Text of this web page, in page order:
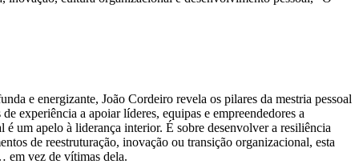
e energizante, João Cordeiro revela os pilares da mestria pessoal
experiência a apoiar líderes, equipas e empreendedores a
um apelo à liderança interior. É sobre desenvolver a resiliência
de reestruturação, inovação ou transição organizacional, esta
em vez de vítimas dela.